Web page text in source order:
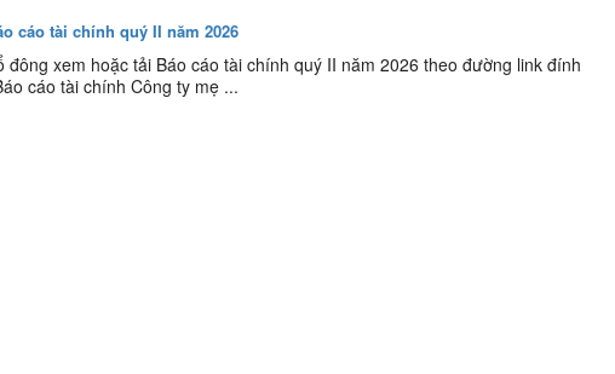
cáo tài chính quý II năm 2026
đông xem hoặc tải Báo cáo tài chính quý II năm 2026 theo đường link đính
cáo tài chính Công ty mẹ ...